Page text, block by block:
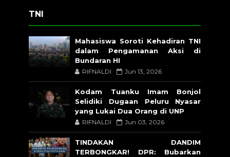
TNI
Mahasiswa Soroti Kehadiran TNI
dalam Pengamanan Aksi di
Bundaran HI
RIFNALDI Jun 13, 2026
Kodam Tuanku Imam Bonjol
Selidiki Dugaan Peluru Nyasar
yang Lukai Dua Orang di UNP
RIFNALDI Jun 03, 2026
TINDAKAN DANDIM
TERBONGKAR! DPR: Bubarkan